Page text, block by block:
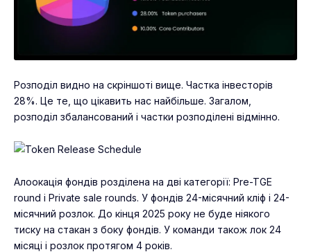
Розподіл видно на скріншоті вище. Частка інвесторів
28%. Це те, що цікавить нас найбільше. Загалом,
розподіл збалансований і частки розподілені відмінно.
Алоокація фондів розділена на дві категорії: Pre-TGE
round і Private sale rounds. У фондів 24-місячний кліф і 24-
місячний розлок. До кінця 2025 року не буде ніякого
тиску на стакан з боку фондів. У команди також лок 24
місяці і розлок протягом 4 років.